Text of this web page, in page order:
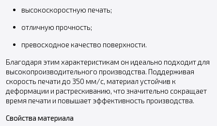
высокоскоростную печать;
отличную прочность;
превосходное качество поверхности.
Благодаря этим характеристикам он идеально подходит для
высокопроизводительного производства. Поддерживая
скорость печати до 350 мм/с, материал устойчив к
деформации и растрескиванию, что значительно сокращает
время печати и повышает эффективность производства.
Свойства материала